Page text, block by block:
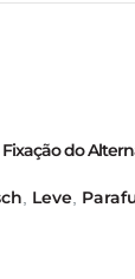
do
Leve